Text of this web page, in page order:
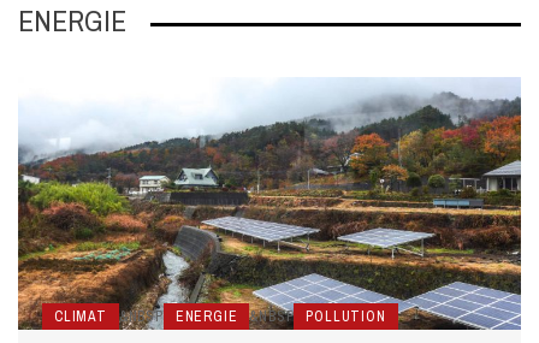
ENERGIE
CLIMAT &NBSP ENERGIE &NBSP POLLUTION